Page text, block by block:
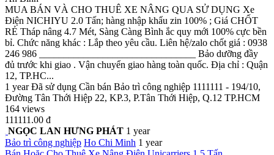
MUA BÁN VÀ CHO THUÊ XE NÂNG QUA SỬ DỤNG Xe
Điện NICHIYU 2.0 Tấn; hàng nhập khẩu zin 100% ; Giá CHỐT
RẺ Tháp nâng 4.7 Mét, Sàng Càng Bình ắc quy mới 100% cực bền
bỉ. Chức năng khác : Lắp theo yêu cầu. Liên hệ/zalo chốt giá : 0938
246 986 ________________________________ Bảo dưỡng đầy
đủ trước khi giao . Vận chuyển giao hàng toàn quốc. Địa chỉ : Quận
12, TP.HC...
1 year Đã sử dụng Cần bán Bảo trì công nghiệp 1111111 - 194/10,
Đường Tân Thới Hiệp 22, KP.3, P.Tân Thới Hiệp, Q.12 TP.HCM
164 views
111111.00 đ
NGỌC LAN HƯNG PHÁT 1 year
Bảo trì công nghiệp Ho Chi Minh 1 year